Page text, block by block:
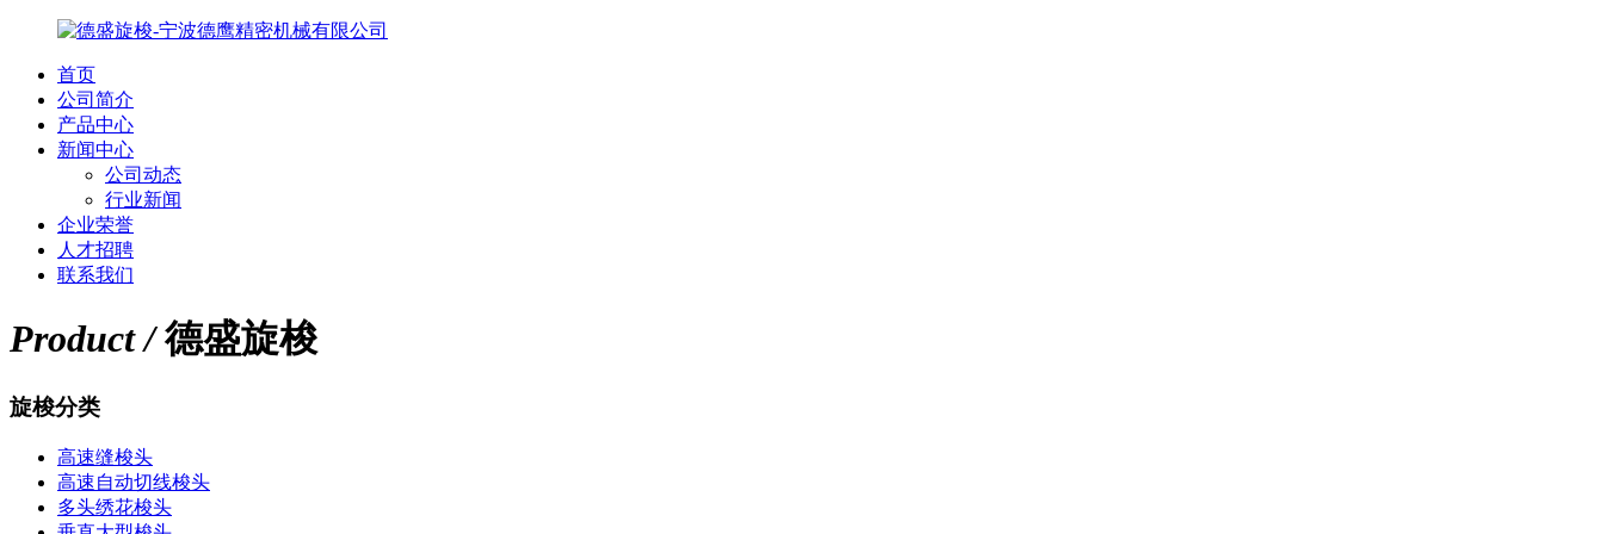
首页
公司简介
产品中心
新闻中心
公司动态
行业新闻
企业荣誉
人才招聘
联系我们
Product /德盛旋梭
旋梭分类
高速缝梭头
高速自动切线梭头
多头绣花梭头